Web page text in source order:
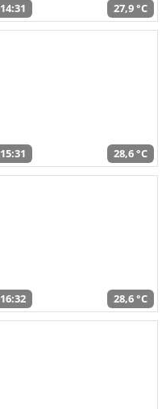
14:31 27,9 °C
15:31 28,6 °C
16:32 28,6 °C